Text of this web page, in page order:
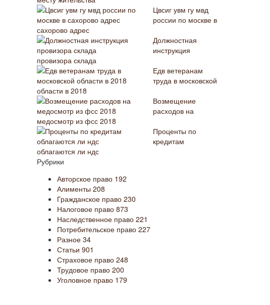
Цвсиг увм гу мвд
россии по москве в
сахорово адрес
Должностная
инструкция
провизора склада
Едв ветеранам
труда в московской
области в 2018
Возмещение
расходов на
медосмотр из фсс 2018
Проценты по
кредитам
облагаются ли ндс
Рубрики
Авторское право 192
Алименты 208
Гражданское право 230
Налоговое право 873
Наследственное право 221
Потребительское право 227
Разное 34
Статьи 901
Страховое право 248
Трудовое право 200
Уголовное право 179